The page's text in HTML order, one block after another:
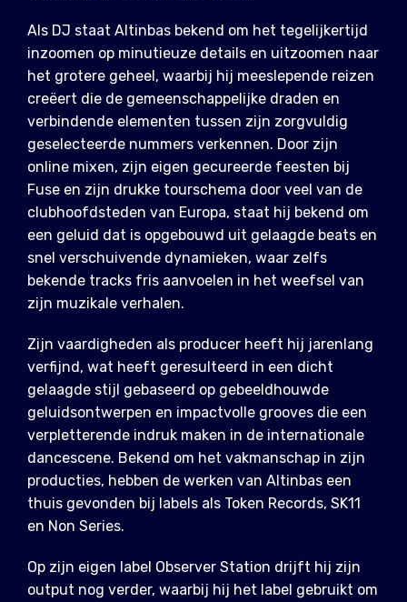
Als DJ staat Altinbas bekend om het tegelijkertijd
inzoomen op minutieuze details en uitzoomen naar
het grotere geheel, waarbij hij meeslepende reizen
creëert die de gemeenschappelijke draden en
verbindende elementen tussen zijn zorgvuldig
geselecteerde nummers verkennen. Door zijn
online mixen, zijn eigen gecureerde feesten bij
Fuse en zijn drukke tourschema door veel van de
clubhoofdsteden van Europa, staat hij bekend om
een geluid dat is opgebouwd uit gelaagde beats en
snel verschuivende dynamieken, waar zelfs
bekende tracks fris aanvoelen in het weefsel van
zijn muzikale verhalen.
Zijn vaardigheden als producer heeft hij jarenlang
verfijnd, wat heeft geresulteerd in een dicht
gelaagde stijl gebaseerd op gebeeldhouwde
geluidsontwerpen en impactvolle grooves die een
verpletterende indruk maken in de internationale
dancescene. Bekend om het vakmanschap in zijn
producties, hebben de werken van Altinbas een
thuis gevonden bij labels als Token Records, SK11
en Non Series.
Op zijn eigen label Observer Station drijft hij zijn
output nog verder, waarbij hij het label gebruikt om